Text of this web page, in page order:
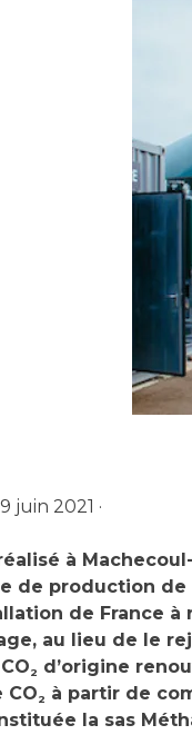
9 juin 2021 ·
à
de production de
de France à
au lieu de le
2
d’origine
2
à partir de
la sas